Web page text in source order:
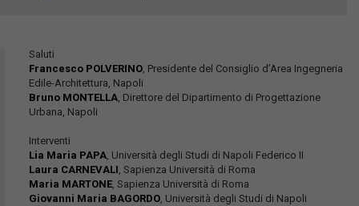
Saluti
Francesco POLVERINO, Presidente del Consiglio d’Area Ingegneria
Edile-Architettura, Napoli
Bruno MONTELLA, Direttore del Dipartimento di Progettazione
Urbana, Napoli
Interventi
Lia Maria PAPA, Università degli Studi di Napoli Federico II
Laura CARNEVALI, Sapienza Università di Roma
Maria MARTONE, Sapienza Università di Roma
Giovanni Maria BAGORDO, Università degli Studi di Napoli